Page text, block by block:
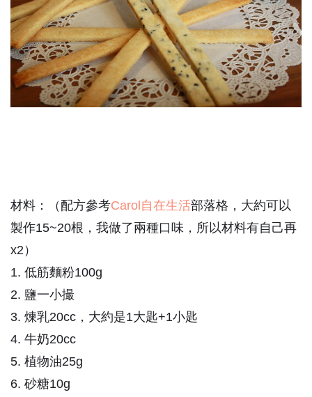
材料：（配方參考Carol自在生活部落格，大約可以
製作15~20根，我做了兩種口味，所以材料有自己再
x2）
1. 低筋麵粉100g
2. 鹽一小撮
3. 煉乳20cc，大約是1大匙+1小匙
4. 牛奶20cc
5. 植物油25g
6. 砂糖10g